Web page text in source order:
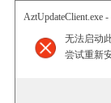
AztUpdateClient.exe
无法启动
尝试重新